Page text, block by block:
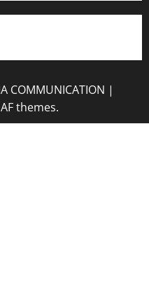
COMMUNICATION |
themes.